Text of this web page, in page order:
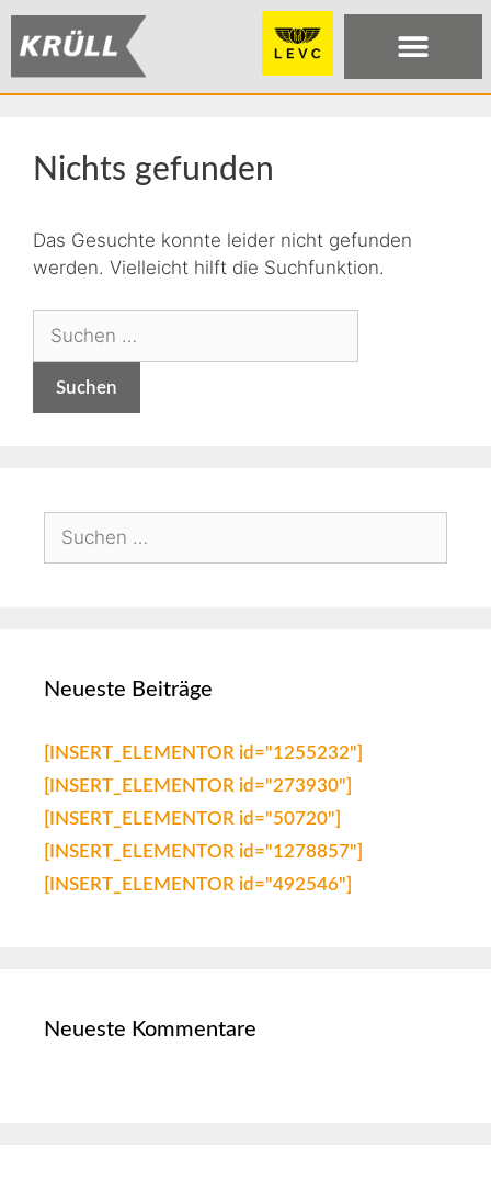
Nichts gefunden
Das Gesuchte konnte leider nicht gefunden
werden. Vielleicht hilft die Suchfunktion.
Neueste Beiträge
[INSERT_ELEMENTOR id="1255232"]
[INSERT_ELEMENTOR id="273930"]
[INSERT_ELEMENTOR id="50720"]
[INSERT_ELEMENTOR id="1278857"]
[INSERT_ELEMENTOR id="492546"]
Neueste Kommentare